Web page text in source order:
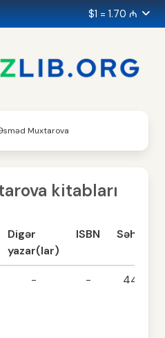
$1 = 1.70 ₼
Muxtarova
kitabları
Digər
yazar(lar)
ISBN Səhifə
- - 448